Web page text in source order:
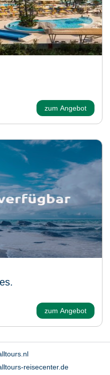
zum Angebot
zum Angebot
reisecenter.de